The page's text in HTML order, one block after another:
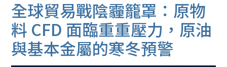
全球貿易戰陰霾籠罩：原物
料 CFD 面臨重重壓力，原油
與基本金屬的寒冬預警